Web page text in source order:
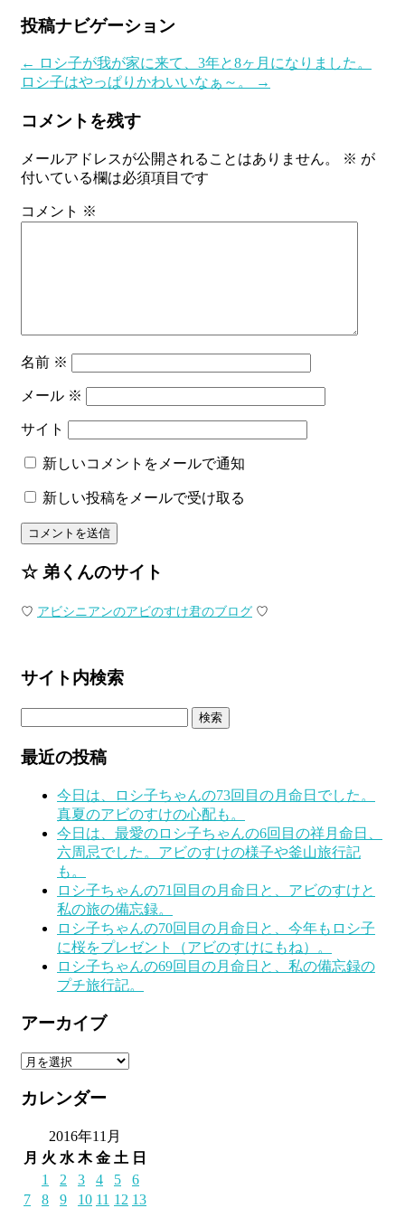
投稿ナビゲーション
← ロシ子が我が家に来て、3年と8ヶ月になりました。
ロシ子はやっぱりかわいいなぁ～。
→
コメントを残す
メールアドレスが公開されることはありません。 ※ が
付いている欄は必須項目です
コメント ※
名前 ※
メール ※
サイト
新しいコメントをメールで通知
新しい投稿をメールで受け取る
☆ 弟くんのサイト
♡ アビシニアンのアビのすけ君のブログ ♡
サイト内検索
最近の投稿
今日は、ロシ子ちゃんの73回目の月命日でした。
真夏のアビのすけの心配も。
今日は、最愛のロシ子ちゃんの6回目の祥月命日、
六周忌でした。アビのすけの様子や釜山旅行記
も。
ロシ子ちゃんの71回目の月命日と、アビのすけと
私の旅の備忘録。
ロシ子ちゃんの70回目の月命日と、今年もロシ子
に桜をプレゼント（アビのすけにもね）。
ロシ子ちゃんの69回目の月命日と、私の備忘録の
プチ旅行記。
アーカイブ
ア
カ
カレンダー
2016年11月
月 火 水 木 金 土 日
1
2 3 4 5
6
7
8 9 10 11 12 13